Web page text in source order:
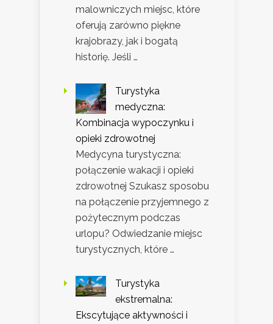
malowniczych miejsc, które
oferują zarówno piękne
krajobrazy, jak i bogatą
historię. Jeśli …
Turystyka
medyczna:
Kombinacja wypoczynku i
opieki zdrowotnej
Medycyna turystyczna:
połączenie wakacji i opieki
zdrowotnej Szukasz sposobu
na połączenie przyjemnego z
pożytecznym podczas
urlopu? Odwiedzanie miejsc
turystycznych, które …
Turystyka
ekstremalna:
Ekscytujące aktywności i